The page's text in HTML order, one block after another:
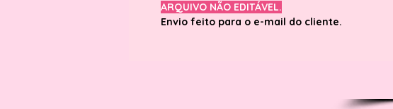
ARQUIVO NÃO EDITÁVEL.
Envio feito para o e-mail do cliente.